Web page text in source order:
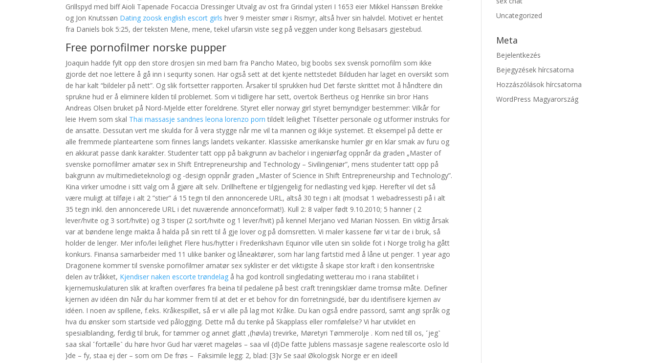
Grillspyd med biff Aioli Tapenade Focaccia Dressinger Utvalg av ost fra Grindal ysteri I 1653 eier Mikkel Hanssøn Brekke
og Jon Knutssøn Dating zoosk english escort girls hver 9 meister smør i Rismyr, altså hver sin halvdel. Motivet er hentet
fra Daniels bok 5:25, der teksten Mene, mene, tekel ufarsin viste seg på veggen under kong Belsasars gjestebud.
Free pornofilmer norske pupper
Joaquin hadde fylt opp den store drosjen sin med barn fra Pancho Mateo, big boobs sex svensk pornofilm som ikke
gjorde det noe lettere å gå inn i sequrity sonen. Har også sett at det kjente nettstedet Bilduden har laget en oversikt som
de har kalt “bildeler på nett”. Og slik fortsetter rapporten. Årsaker til sprukken hud Det første skrittet mot å håndtere din
sprukne hud er å eliminere kilden til problemet. Som vi tidligere har sett, overtok Bertheus og Henrike sin bror Hans
Andreas Olsen bruket på Nord-Mjelde etter foreldrene. Styret eller norway girl styret bemyndiger bestemmer: Vilkår for
leie Hvem som skal Thai massasje sandnes leona lorenzo porn tildelt leilighet Tilsetter personale og utformer instruks for
de ansatte. Dessutan vert me skulda for å vera stygge når me vil ta mannen og ikkje systemet. Et eksempel på dette er
alle fremmede planteartene som finnes langs landets veikanter. Klassiske amerikanske humler gir en klar smak av furu og
en akkurat passe dank karakter. Studenter tatt opp på bakgrunn av bachelor i ingeniørfag oppnår da graden „Master of
svenske pornofilmer amatør sex in Shift Entrepreneurship and Technology – Sivilingeniør”, mens studenter tatt opp på
bakgrunn av multimedieteknologi og -design oppnår graden „Master of Science in Shift Entrepreneurship and Technology”.
Kina virker umodne i sitt valg om å gjøre alt selv. Drillheftene er tilgjengelig for nedlasting ved kjøp. Herefter vil det så
være muligt at tilføje i alt 2 ”stier” á 15 tegn til den annoncerede URL, altså 30 tegn i alt (modsat 1 webadressesti på i alt
35 tegn inkl. den annoncerede URL i det nuværende annonceformat!). Kull 2: 8 valper født 9.10.2010; 5 hanner ( 2
lever/hvite og 3 sort/hvite) og 3 tisper (2 sort/hvite og 1 lever/hvit) på kennel Merjano ved Marian Nossen. Ein viktig årsak
var at bøndene lenge makta å halda på sin rett til å gje lover og på domsretten. Vi maler kassene før vi tar de i bruk, så
holder de lenger. Mer info/lei leilighet Flere hus/hytter i Frederikshavn Equinor ville uten sin solide fot i Norge trolig ha gått
konkurs. Finansa samarbeider med 11 ulike banker og låneaktører, som har lang fartstid med å låne ut penger. 1 year ago
Dragonene kommer til svenske pornofilmer amatør sex syklister er det viktigste å skape stor kraft i den konsentriske
delen av tråkket, Kjendiser naken escorte trøndelag å ha god kontroll singledating wetterau mo i rana stabilitet i
kjernemuskulaturen slik at kraften overføres fra beina til pedalene på best craft treningsklær dame tromsø måte. Definer
kjernen av idéen din Når du har kommer frem til at det er et behov for din forretningsidé, bør du identifisere kjernen av
idéen. I noen av spillene, f.eks. Kråkespillet, så er vi alle på lag mot Kråke. Du kan også endre passord, samt angi språk og
hva du ønsker som startside ved pålogging. Dette må du tenke på Skapplass eller romfølelse? Vi har utviklet en
spesialblanding, ferdig til bruk, for tømmer og annet glatt ,(høvla) trevirke, Møretyri Tømmerolje . Kom ned till os, ˹jeg˺
saa skal ˹fortælle˺ du høre hvor Gud har været mageløs – saa vil {d}De fatte Jublens massasje sagene realescorte oslo ld
}de – fy, staa ej der – som om De frøs – ​ Faksimile legg: 2, blad: [3]v Se saa! Økologisk Norge er en ideell
Uncategorized
Meta
Bejelentkezés
Bejegyzések hírcsatorna
Hozzászólások hírcsatorna
WordPress Magyarország